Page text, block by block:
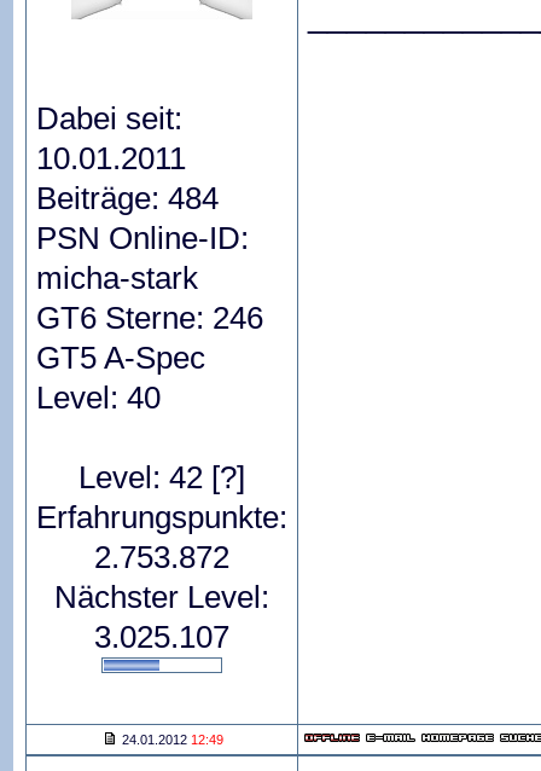
Dabei seit:
10.01.2011
Beiträge: 484
PSN Online-ID:
micha-stark
GT6 Sterne: 246
GT5 A-Spec
Level: 40
Level: 42 [?]
Erfahrungspunkte:
2.753.872
Nächster Level:
3.025.107
24.01.2012 12:49